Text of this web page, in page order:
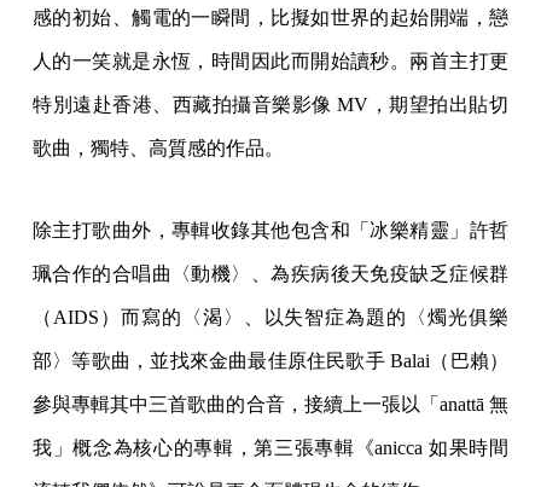
感的初始、觸電的一瞬間，比擬如世界的起始開端，戀
人的一笑就是永恆，時間因此而開始讀秒。兩首主打更
特別遠赴香港、西藏拍攝音樂影像 MV，期望拍出貼切
歌曲，獨特、高質感的作品。
除主打歌曲外，專輯收錄其他包含和「冰樂精靈」許哲
珮合作的合唱曲〈動機〉、為疾病後天免疫缺乏症候群
（AIDS）而寫的〈渴〉、以失智症為題的〈燭光俱樂
部〉等歌曲，並找來金曲最佳原住民歌手 Balai（巴賴）
參與專輯其中三首歌曲的合音，接續上一張以「anattā 無
我」概念為核心的專輯，第三張專輯《anicca 如果時間